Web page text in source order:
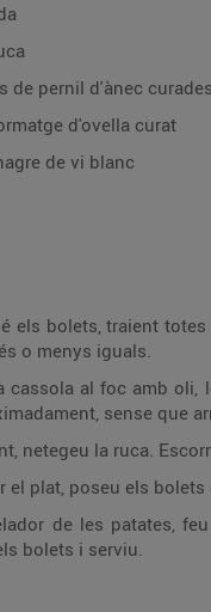
de pernil d'ànec curades
d'ovella curat
de vi blanc
els bolets, traient
o menys iguals.
cassola al foc amb oli,
sense que
netegeu la ruca.
el plat, poseu els
de les patates,
bolets i serviu.